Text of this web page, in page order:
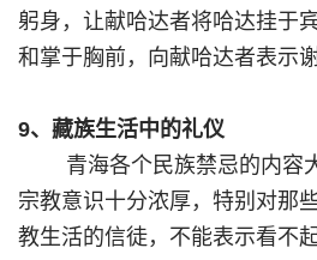
躬身，让献哈达者将哈达挂于
和掌于胸前，向献哈达者表示谢
9、藏族生活中的礼仪
青海各个民族禁忌的内容
宗教意识十分浓厚，特别对那
教生活的信徒，不能表示看不